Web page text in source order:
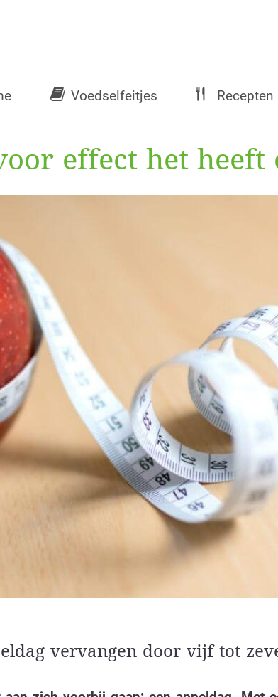
Voedselfeitjes Recepten
effect het heeft
vervangen door vijf tot